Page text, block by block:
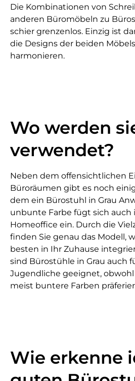
Die Kombinationen von
anderen Büromöbeln zu
schier grenzenlos. Einzig ist
die Designs der beiden
harmonieren.
Wo werden
verwendet?
Neben dem offensichtlichen
Büroräumen gibt es noch
dem ein Bürostuhl in Grau
unbunte Farbe fügt sich auch
Homeoffice ein. Durch die
finden Sie genau das Modell,
besten in Ihr Zuhause
sind Bürostühle in Grau auch
Jugendliche geeignet,
meist buntere Farben
Wie erkenne